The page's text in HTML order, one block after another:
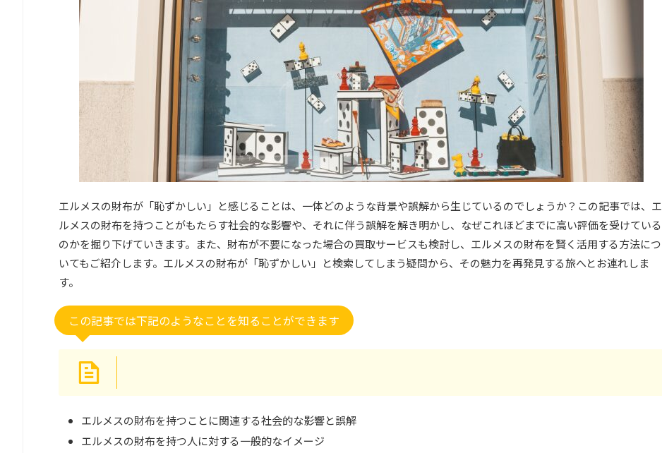
エルメスの財布が「恥ずかしい」と感じることは、一体どのような背景や誤解から生じているのでしょうか？この記事では、エ
ルメスの財布を持つことがもたらす社会的な影響や、それに伴う誤解を解き明かし、なぜこれほどまでに高い評価を受けている
のかを掘り下げていきます。また、財布が不要になった場合の買取サービスも検討し、エルメスの財布を賢く活用する方法につ
いてもご紹介します。エルメスの財布が「恥ずかしい」と検索してしまう疑問から、その魅力を再発見する旅へとお連れしま
す。
この記事では下記のようなことを知ることができます
エルメスの財布を持つことに関連する社会的な影響と誤解
エルメスの財布を持つ人に対する一般的なイメージ